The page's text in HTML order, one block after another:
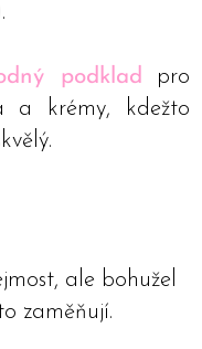
podklad
pro
a krémy, kdežto
ale bohužel
zaměňují.